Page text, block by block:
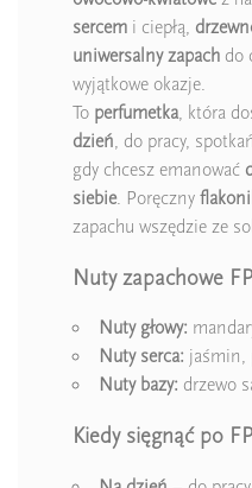
sercem i ciepłą,
uniwersalny zapach do
wyjątkowe okazje.
To perfumetka, która
dzień, do pracy,
gdy chcesz emanować
siebie. Poręczny
zapachu wszędzie ze
Nuty zapachowe
Nuty głowy:
Nuty serca: jaśmin,
Nuty bazy: drzewo
Kiedy sięgnąć po